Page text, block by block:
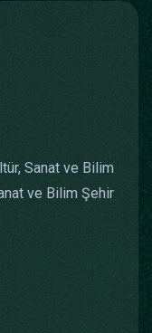
Sanat ve Bilim
ve Bilim Şehir